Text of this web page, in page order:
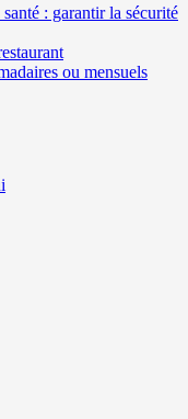
: garantir la sécurité
ou mensuels